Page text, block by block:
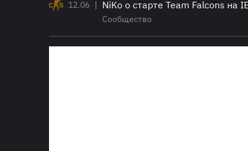
12.06 | NiKo о старте Team Falcons
Сообщество